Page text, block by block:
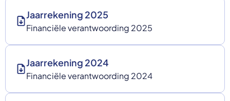
Jaarrekening 2025
Financiële verantwoording 2025
Jaarrekening 2024
Financiële verantwoording 2024